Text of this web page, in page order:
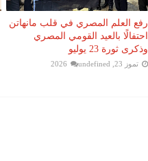
رفع العلم المصري في قلب مانهاتن
احتفالًا بالعيد القومي المصري
وذكرى ثورة 23 يوليو
تموز 23, 2026 undefined